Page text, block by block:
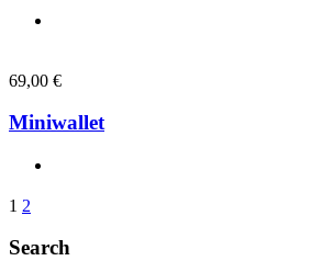
69,00 €
Miniwallet
1 2
Search